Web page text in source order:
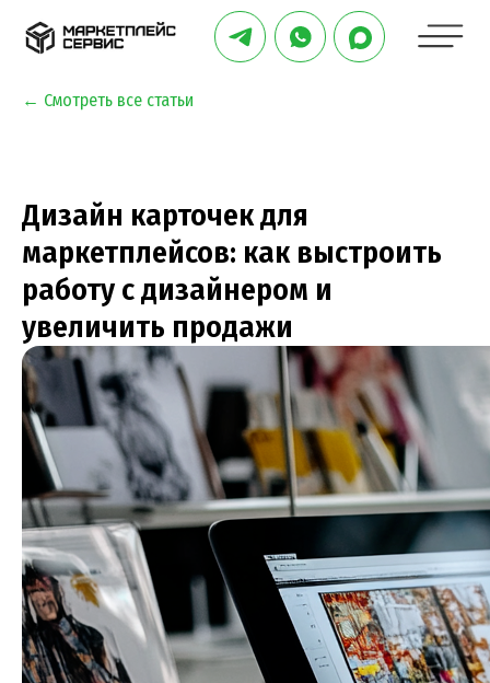
← Смотреть все статьи
Дизайн карточек для
маркетплейсов: как выстроить
работу с дизайнером и
увеличить продажи